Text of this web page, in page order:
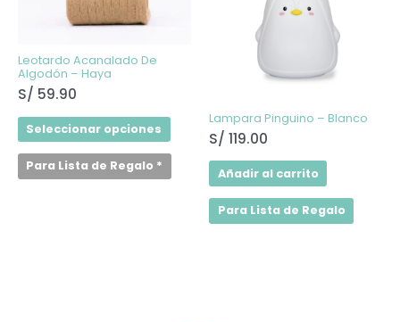
Leotardo Acanalado De
Algodón – Haya
S/ 59.90
Seleccionar opciones producto
Para Lista de Regalo *
Lampara Pinguino – Blanco
S/ 119.00
Añadir al carrito
Para Lista de Regalo